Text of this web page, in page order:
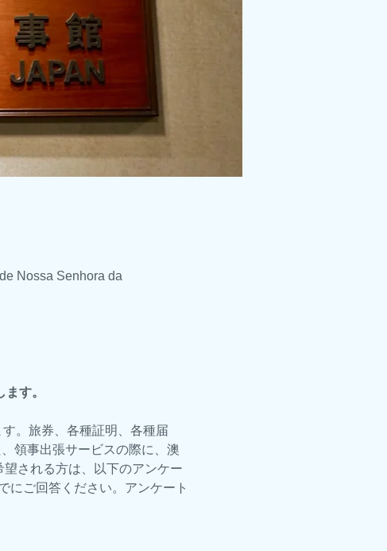
Nossa Senhora da
す。
。旅券、各種証明、各種届
領事出張サービスの際に、澳
される方は、以下のアンケー
にご回答ください。アンケート